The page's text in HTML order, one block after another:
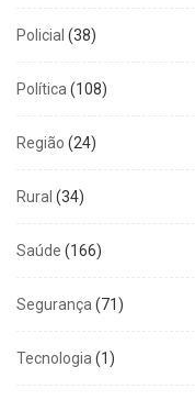
Policial (38)
Política (108)
Região (24)
Rural (34)
Saúde (166)
Segurança (71)
Tecnologia (1)